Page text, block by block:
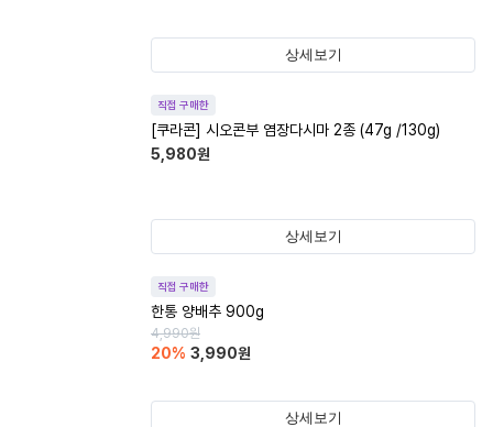
상세보기
직접 구매한
[쿠라콘] 시오콘부 염장다시마 2종 (47g /130g)
5,980원
상세보기
직접 구매한
한통 양배추 900g
4,990원
20% 3,990원
상세보기